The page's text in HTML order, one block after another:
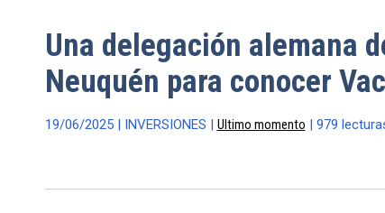
Una delegación alemana
Neuquén para conocer
19/06/2025 | INVERSIONES | Ultimo momento | 979